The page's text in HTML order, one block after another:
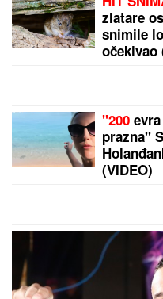
zlatare
snimile
očekivao
"200
prazna"
(VIDEO)